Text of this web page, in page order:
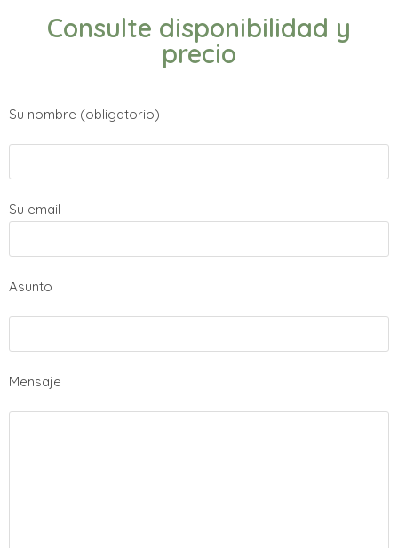
Consulte disponibilidad y
precio
Su nombre (obligatorio)
Su email
Asunto
Mensaje